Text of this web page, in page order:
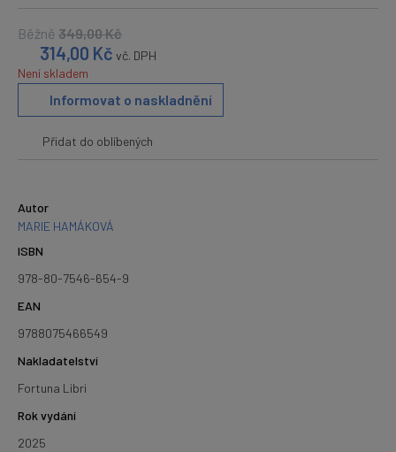
Běžně 349,00Kč
314,00 Kč vč. DPH
Není skladem
Informovat o naskladnění
Přidat do oblíbených
Autor
MARIE HAMÁKOVÁ
ISBN
978-80-7546-654-9
EAN
9788075466549
Nakladatelství
Fortuna Libri
Rok vydání
2025